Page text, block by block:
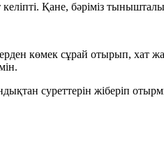
келіпті. Қане, бәріміз
көмек сұрай отырып, хат
суреттерін жіберіп